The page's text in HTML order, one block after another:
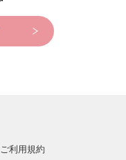
ご利用規約